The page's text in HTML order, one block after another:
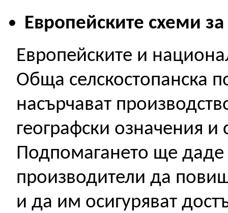
Европейските схеми за
Европейските и
Обща селскостопанска
насърчават
географски означения
Подпомагането ще
производители да
и да им осигуряват